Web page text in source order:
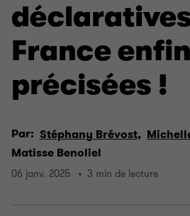
France enfin
précisées !
Par: Stéphany Brévost,
Matisse Benoliel
06 janv. 2025 3 min de lecture